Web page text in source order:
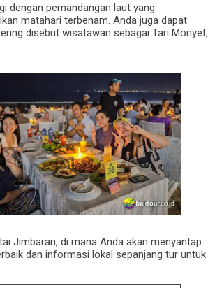
dengan pemandangan laut yang
matahari terbenam. Anda juga dapat
disebut wisatawan sebagai Tari Monyet,
Jimbaran, di mana Anda akan menyantap
dan informasi lokal sepanjang tur untuk